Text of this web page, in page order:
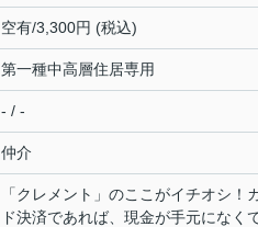
空有/3,300円 (税込)
第一種中高層住居専用
- / -
仲介
「クレメント」のここがイチオシ！
ド決済であれば、現金が手元になく